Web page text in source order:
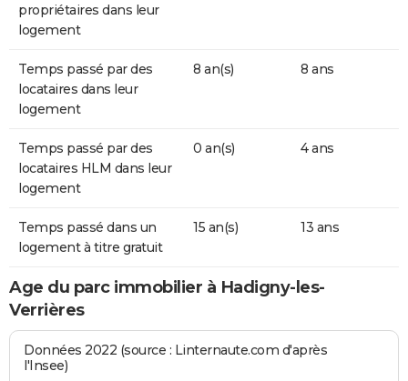
propriétaires dans leur
logement
Temps passé par des
locataires dans leur
logement
8 an(s) 8 ans
Temps passé par des
locataires HLM dans leur
logement
0 an(s) 4 ans
Temps passé dans un
logement à titre gratuit
15 an(s) 13 ans
Age du parc immobilier à Hadigny-les-
Verrières
Données 2022 (source : Linternaute.com d'après
l'Insee)